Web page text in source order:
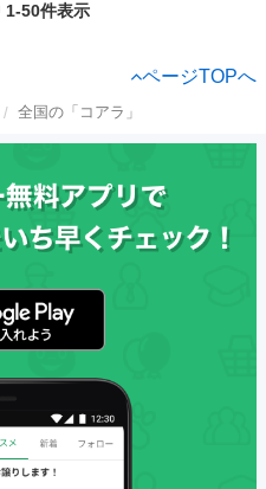
1-50件表示
ページTOPへ
全国の「コアラ」